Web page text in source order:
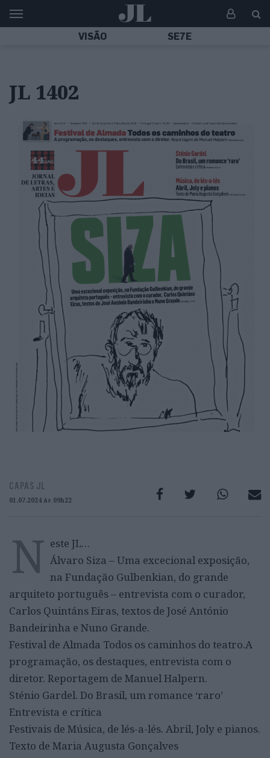
VISÃO SE7E
JL 1402
CAPAS JL
01.07.2024 às 09h22
N este JL…
Álvaro Siza – Uma excecional exposição,
na Fundação Gulbenkian, do grande
arquiteto português – entrevista com o curador,
Carlos Quintáns Eiras, textos de José António
Bandeirinha e Nuno Grande.
Festival de Almada Todos os caminhos do teatro.A
programação, os destaques, entrevista com o
diretor. Reportagem de Manuel Halpern.
Sténio Gardel. Do Brasil, um romance ‘raro’
Entrevista e crítica
Festivais de Música, de lés-a-lés. Abril, Joly e pianos.
Texto de Maria Augusta Gonçalves